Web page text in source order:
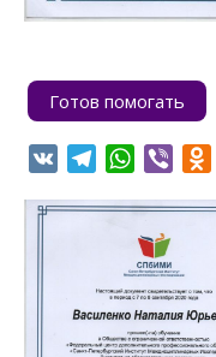
Готов помогать
VK TelegramWhatsApp
Viber